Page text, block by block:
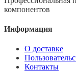
компонентов
Информация
О доставке
Контакты